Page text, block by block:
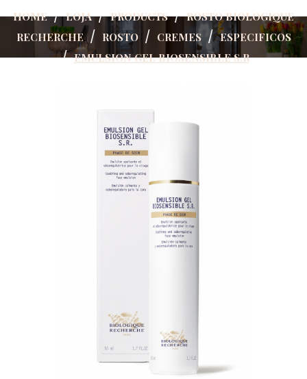
HOME LOJA PRODUCTS
ROSTO BIOLOGIQUE
RECHERCHE
ROSTO CREMES
ESPECIFICOS
EMULSION GEL BIOSENSIBLE S.R